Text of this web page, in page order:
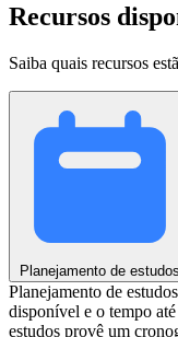
Recursos
Saiba quais recursos
Planejamento de estudos
Planejamento de
disponível e o tempo
estudos provê um